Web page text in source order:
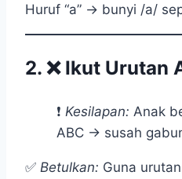
Huruf “a” → bunyi /a/
2. ❌ Ikut Urutan
❗ Kesilapan: Anak
ABC → susah
✅ Betulkan: Guna